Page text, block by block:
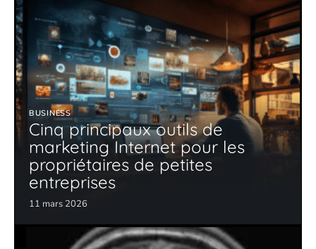
BUSINESS
Cinq principaux outils de
marketing Internet pour les
propriétaires de petites
entreprises
11 mars 2026